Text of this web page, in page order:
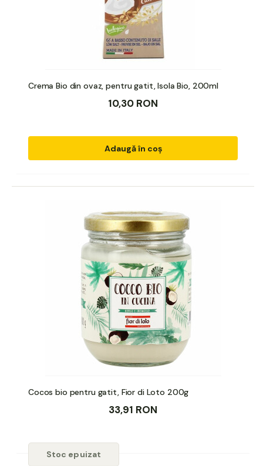
Crema Bio din ovaz, pentru gatit, Isola Bio, 200ml
10,30 RON
Adaugă în coș
Cocos bio pentru gatit, Fior di Loto 200g
33,91 RON
Stoc epuizat